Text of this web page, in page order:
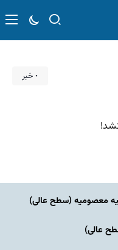
۰ خبر
معصومیه‌ (سطح عالی)
عالی)